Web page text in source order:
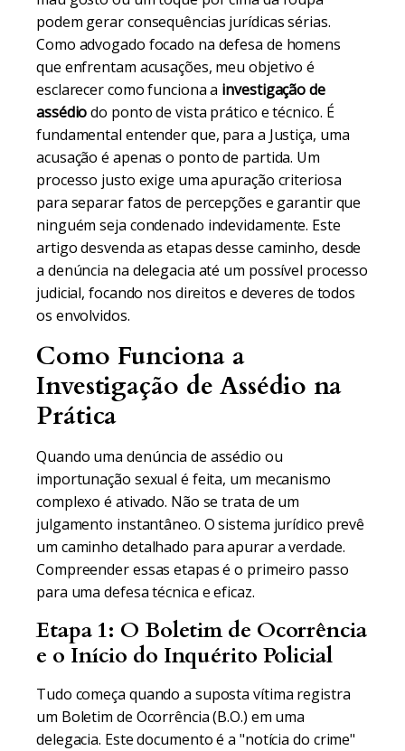
podem gerar consequências jurídicas sérias.
Como advogado focado na defesa de homens
que enfrentam acusações, meu objetivo é
esclarecer como funciona a investigação de
assédiodo ponto de vista prático e técnico. É
fundamental entender que, para a Justiça, uma
acusação é apenas o ponto de partida. Um
processo justo exige uma apuração criteriosa
para separar fatos de percepções e garantir que
ninguém seja condenado indevidamente. Este
artigo desvenda as etapas desse caminho, desde
a denúncia na delegacia até um possível processo
judicial, focando nos direitos e deveres de todos
os envolvidos.
Como Funciona a
Investigação de Assédio na
Prática
Quando uma denúncia de assédio ou
importunação sexual é feita, um mecanismo
complexo é ativado. Não se trata de um
julgamento instantâneo. O sistema jurídico prevê
um caminho detalhado para apurar a verdade.
Compreender essas etapas é o primeiro passo
para uma defesa técnica e eficaz.
Etapa 1: O Boletim de Ocorrência
e o Início do Inquérito Policial
Tudo começa quando a suposta vítima registra
um Boletim de Ocorrência (B.O.) em uma
delegacia. Este documento é a "notícia do crime"